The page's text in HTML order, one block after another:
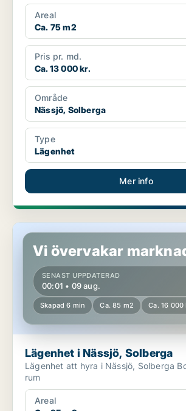
Areal
Ca. 75 m2
Pris pr. md.
Ca. 13 000 kr.
Område
Nässjö, Solberga
Type
Lägenhet
Mer info
Lägenhet i Nässjö, Solberga
Vi övervakar
SENAST UPPDATERAD
00:01 • 09 aug.
Skapad 6 min Ca. 85 m2 Ca. 16 000
Lägenhet i Nässjö, Solberga
Lägenhet att hyra i Nässjö, Solberga Bostaden har 4
rum
Areal